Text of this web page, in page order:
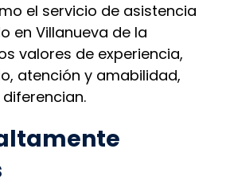
el servicio de asistencia
en Villanueva de la
valores de experiencia,
atención y amabilidad,